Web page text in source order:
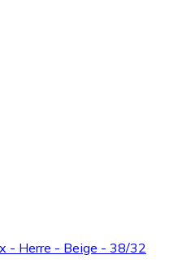
- Herre - Beige - 38/32